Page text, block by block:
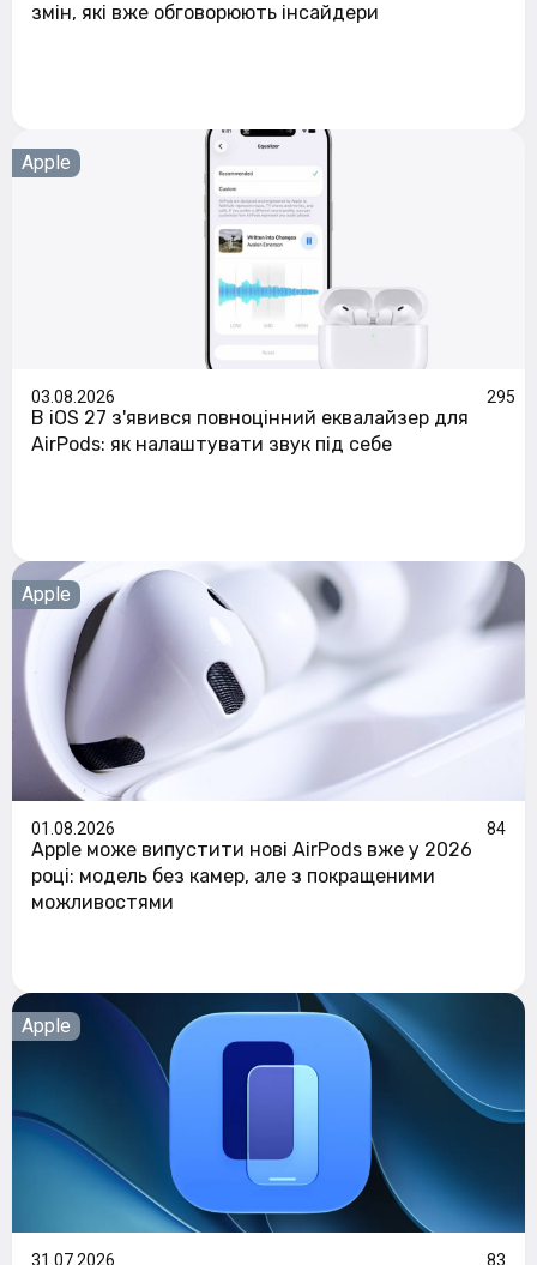
змін, які вже обговорюють інсайдери
Apple
03.08.2026 295
В iOS 27 з'явився повноцінний еквалайзер для
AirPods: як налаштувати звук під себе
Apple
01.08.2026 84
Apple може випустити нові AirPods вже у 2026
році: модель без камер, але з покращеними
можливостями
Apple
31.07.2026 83